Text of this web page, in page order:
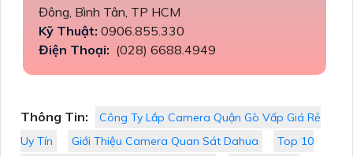
Đông, Bình Tân, TP HCM
Kỹ Thuật: 0906.855.330
Điện Thoại: (028) 6688.4949
Thông Tin:
Công Ty Lắp Camera Quận Gò Vấp Giá Rẻ
Uy Tín
Giới Thiệu Camera Quan Sát Dahua
Top 10